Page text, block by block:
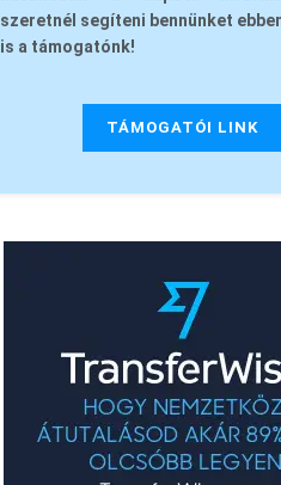
szeretnél segíteni bennünket
is a támogatónk!
TÁMOGATÓI LINK